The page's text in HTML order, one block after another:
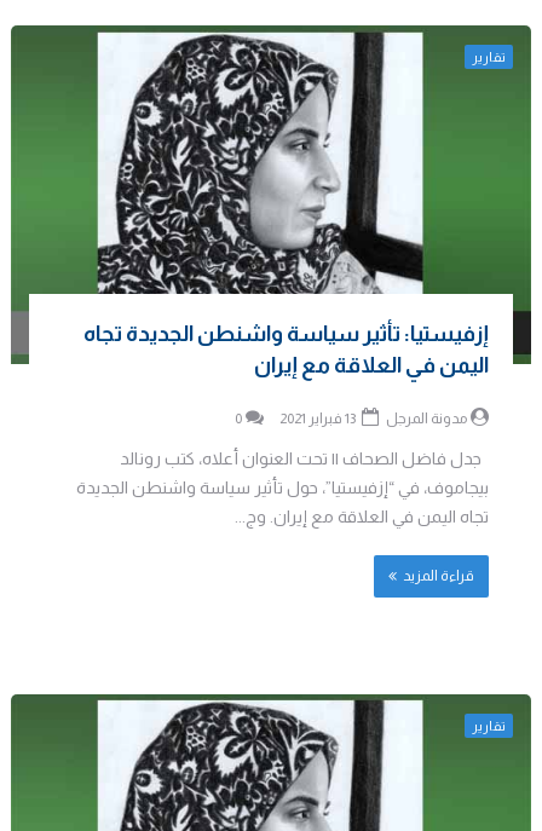
تقارير
إزفيستيا: تأثير سياسة واشنطن الجديدة تجاه
اليمن في العلاقة مع إيران
مدونة المرجل 0
جدل فاضل الصحاف || تحت العنوان أعلاه، كتب رونالد
بيجاموف، في “إزفيستيا”، حول تأثير سياسة واشنطن الجديدة
تجاه اليمن في العلاقة مع إيران. وج...
قراءة المزيد
تقارير